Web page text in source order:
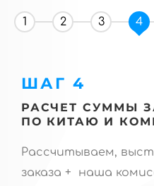
1 2 3 4
ШАГ 4
РАСЧЕТ СУММЫ
ПО КИТАЮ И
Рассчитываем,
заказа + наша